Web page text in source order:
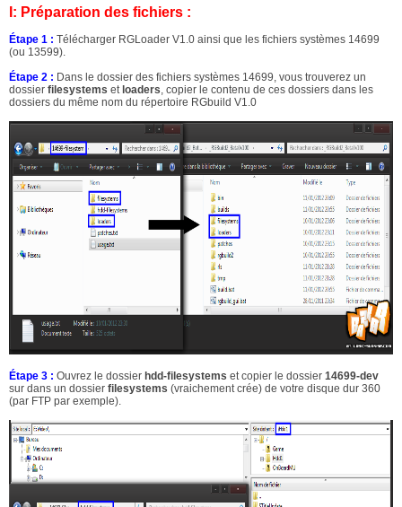
I: Préparation des fichiers :
Étape 1 : Télécharger RGLoader V1.0 ainsi que les fichiers systèmes 14699
(ou 13599).
Étape 2 : Dans le dossier des fichiers systèmes 14699, vous trouverez un
dossier filesystems et loaders, copier le contenu de ces dossiers dans les
dossiers du même nom du répertoire RGbuild V1.0
Étape 3 : Ouvrez le dossier hdd-filesystems et copier le dossier 14699-dev
sur dans un dossier filesystems (vraichement crée) de votre disque dur 360
(par FTP par exemple).